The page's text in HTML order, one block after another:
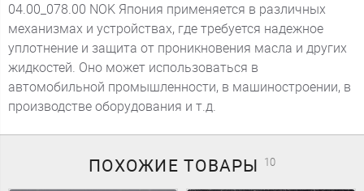
04.00_078.00 NOK Япония применяется в различных
механизмах и устройствах, где требуется надежное
уплотнение и защита от проникновения масла и других
жидкостей. Оно может использоваться в
автомобильной промышленности, в машиностроении, в
производстве оборудования и т.д.
ПОХОЖИЕТОВАРЫ 10